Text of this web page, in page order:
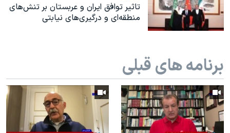
تاثیر توافق ایران و عربستان بر تنش‌های
منطقه‌ای و درگیری‌های نیابتی
برنامه های قبلی